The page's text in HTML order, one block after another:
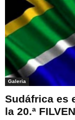
Galeria
Sudáfrica es
la 20.ª FILVEN